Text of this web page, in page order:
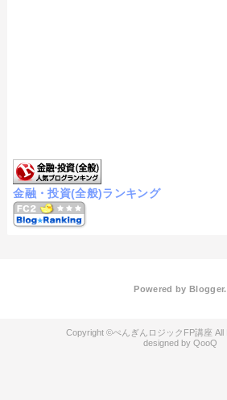
金融・投資(全般)ランキング
Powered by Blogger.
ぺんぎんロジックFP講座
QooQ